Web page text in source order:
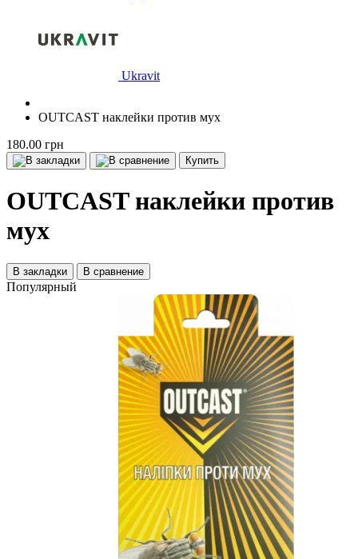
Ukravit
OUTCAST наклейки против мух
180.00 грн
Купить
OUTCAST наклейки против
мух
В закладки В сравнение
Популярный